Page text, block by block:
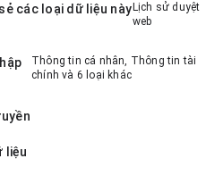
các loại dữ liệu này Lịch sử duyệt
web
Thông tin cá nhân, Thông tin tài
chính và 6 loại khác
liệu